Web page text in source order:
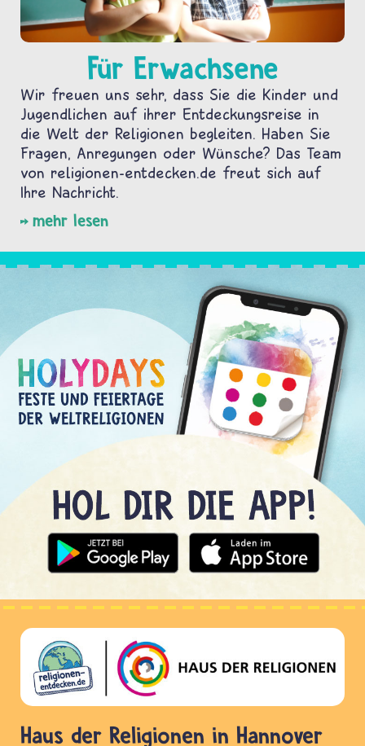
Für Erwachsene
Wir freuen uns sehr, dass Sie die Kinder und
Jugendlichen auf ihrer Entdeckungsreise in
die Welt der Religionen begleiten. Haben Sie
Fragen, Anregungen oder Wünsche? Das Team
von religionen-entdecken.de freut sich auf
Ihre Nachricht.
mehr lesen
Haus der Religionen in Hannover